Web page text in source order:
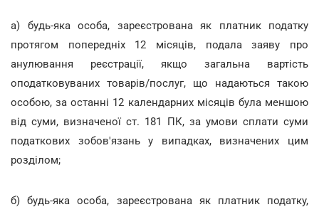
а) будь-яка особа, зареєстрована як платник податку
протягом попередніх 12 місяців, подала заяву про
анулювання реєстрації, якщо загальна вартість
оподатковуваних товарів/послуг, що надаються такою
особою, за останні 12 календарних місяців була меншою
від суми, визначеної ст. 181 ПК, за умови сплати суми
податкових зобов'язань у випадках, визначених цим
розділом;
б) будь-яка особа, зареєстрована як платник податку,